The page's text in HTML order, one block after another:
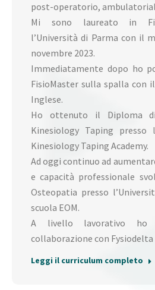
post-operatorio,
Mi sono laureato in
l’Università di Parma con il
novembre 2023.
Immediatamente dopo ho
FisioMaster sulla spalla con
Inglese.
Ho ottenuto il Diploma
Kinesiology Taping presso
Kinesiology Taping Academy.
Ad oggi continuo ad
e capacità professionale
Osteopatia presso
scuola EOM.
A livello lavorativo
collaborazione con Fysiodelta
Leggi il curriculum completo